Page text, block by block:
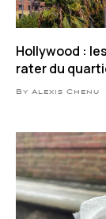
Hollywood :
rater du
By Alexis Chenu